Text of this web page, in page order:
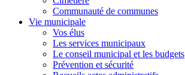
Communauté de communes
Vie municipale
Vos élus
Les services municipaux
Le conseil municipal et les budgets
Prévention et sécurité